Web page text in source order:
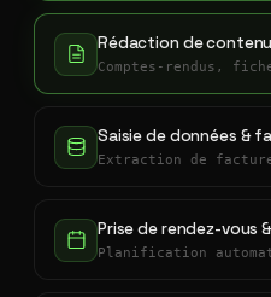
Rédaction de
Comptes-rendus,
Saisie de données &
Extraction de
Prise de rendez-vous
Planification